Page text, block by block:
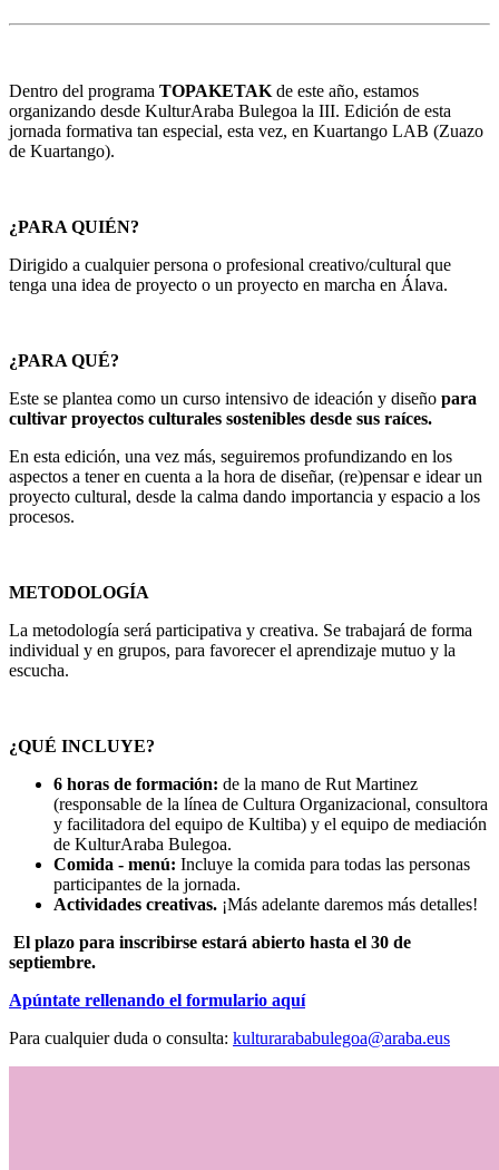
Dentro del programa TOPAKETAK de este año, estamos
organizando desde KulturAraba Bulegoa la III. Edición de esta
jornada formativa tan especial, esta vez, en Kuartango LAB (Zuazo
de Kuartango).
¿PARA QUIÉN?
Dirigido a cualquier persona o profesional creativo/cultural que
tenga una idea de proyecto o un proyecto en marcha en Álava.
¿PARA QUÉ?
Este se plantea como un curso intensivo de ideación y diseño para
cultivar proyectos culturales sostenibles desde sus raíces.
En esta edición, una vez más, seguiremos profundizando en los
aspectos a tener en cuenta a la hora de diseñar, (re)pensar e idear un
proyecto cultural, desde la calma dando importancia y espacio a los
procesos.
METODOLOGÍA
La metodología será participativa y creativa. Se trabajará de forma
individual y en grupos, para favorecer el aprendizaje mutuo y la
escucha.
¿QUÉ INCLUYE?
6 horas de formación: de la mano de Rut Martinez
(responsable de la línea de Cultura Organizacional, consultora
y facilitadora del equipo de Kultiba) y el equipo de mediación
de KulturAraba Bulegoa.
Comida - menú: Incluye la comida para todas las personas
participantes de la jornada.
Actividades creativas. ¡Más adelante daremos más detalles!
El plazo para inscribirse estará abierto hasta el 30 de
septiembre.
Apúntate rellenando el formulario aquí
Para cualquier duda o consulta: kulturarababulegoa@araba.eus